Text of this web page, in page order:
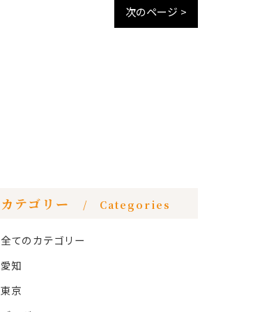
次のページ >
カテゴリー Categories
全てのカテゴリー
愛知
東京